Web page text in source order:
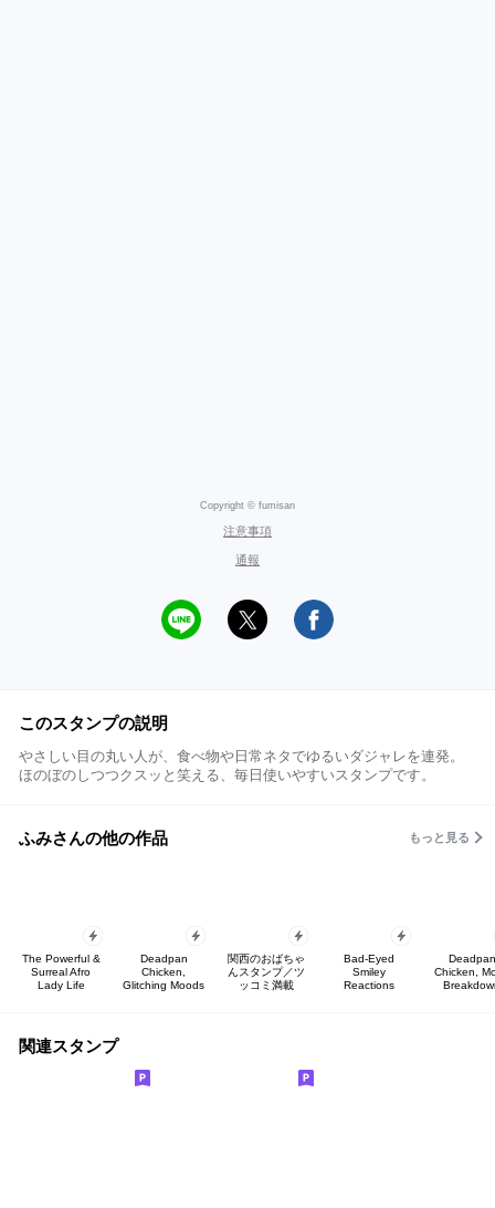
Copyright © fumisan
注意事項
通報
このスタンプの説明
やさしい目の丸い人が、食べ物や日常ネタでゆるいダジャレを連発。
ほのぼのしつつクスッと笑える、毎日使いやすいスタンプです。
ふみさんの他の作品 もっと見る
The Powerful &
Surreal Afro
Lady Life
Deadpan
Chicken,
Glitching Moods
関西のおばちゃ
んスタンプ／ツ
ッコミ満載
Bad-Eyed
Smiley
Reactions
Deadpan
Chicken,
関連スタンプ